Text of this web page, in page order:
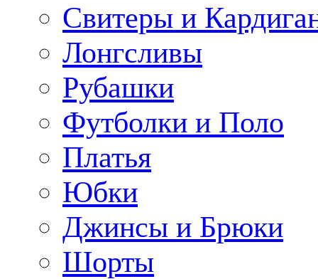
Свитеры и
Лонгсливы
Рубашки
Футболки и Поло
Платья
Юбки
Джинсы и Брюки
Шорты